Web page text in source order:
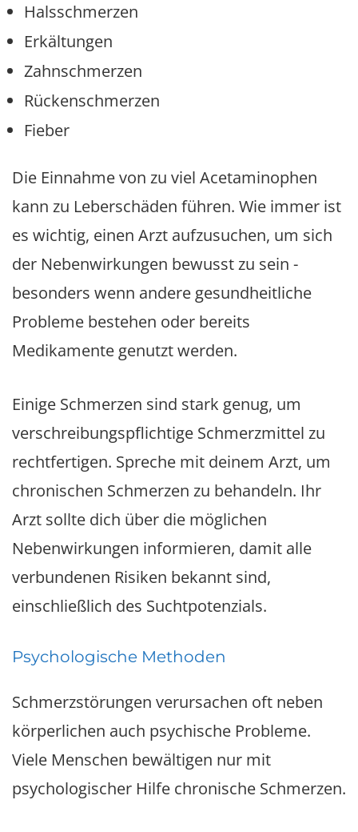
Halsschmerzen
Erkältungen
Zahnschmerzen
Rückenschmerzen
Fieber
Die Einnahme von zu viel Acetaminophen
kann zu Leberschäden führen. Wie immer ist
es wichtig, einen Arzt aufzusuchen, um sich
der Nebenwirkungen bewusst zu sein -
besonders wenn andere gesundheitliche
Probleme bestehen oder bereits
Medikamente genutzt werden.
Einige Schmerzen sind stark genug, um
verschreibungspflichtige Schmerzmittel zu
rechtfertigen. Spreche mit deinem Arzt, um
chronischen Schmerzen zu behandeln. Ihr
Arzt sollte dich über die möglichen
Nebenwirkungen informieren, damit alle
verbundenen Risiken bekannt sind,
einschließlich des Suchtpotenzials.
Psychologische Methoden
Schmerzstörungen verursachen oft neben
körperlichen auch psychische Probleme.
Viele Menschen bewältigen nur mit
psychologischer Hilfe chronische Schmerzen.